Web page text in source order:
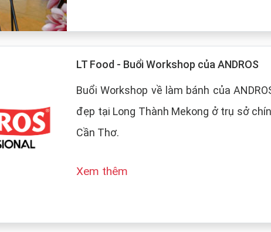
LT Food - Buổi Workshop của ANDROS
Buổi Workshop về làm bánh của
đẹp tại Long Thành Mekong ở trụ sở
Cần Thơ.
Xem thêm